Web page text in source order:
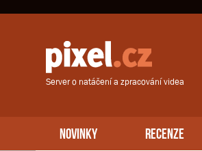
Server o natáčení a zpracování videa
NOVINKY RECENZE